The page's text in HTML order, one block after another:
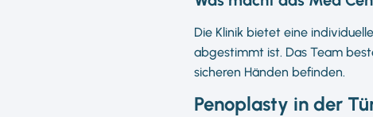
Die Klinik bietet eine
abgestimmt ist. Das Team
sicheren Händen befinden.
Penoplasty in der